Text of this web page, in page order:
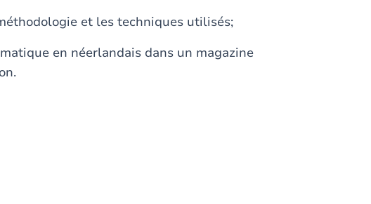
et les techniques utilisés;
en néerlandais dans un magazine